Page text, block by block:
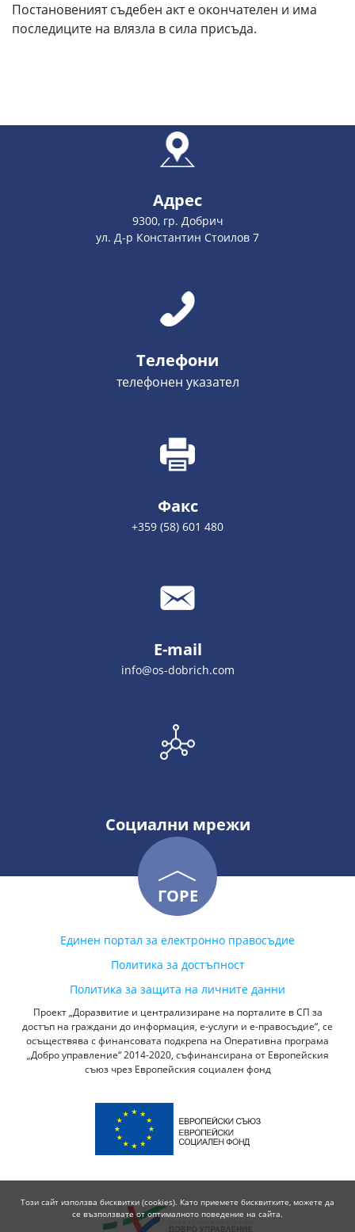
Постановеният съдебен акт е окончателен и има
последиците на влязла в сила присъда.
Адрес
9300, гр. Добрич
ул. Д-р Константин Стоилов 7
Телефони
телефонен указател
Факс
+359 (58) 601 480
E-mail
info@os-dobrich.com
Социални мрежи
ГОРЕ
Единен портал за електронно правосъдие
Политика за достъпност
Политика за защита на личните данни
Проект „Доразвитие и централизиране на порталите в СП за
достъп на граждани до информация, е-услуги и е-правосъдие“, се
осъществява с финансовата подкрепа на Оперативна програма
„Добро управление“ 2014-2020, съфинансирана от Европейския
съюз чрез Европейския социален фонд
Този сайт използва бисквитки (cookies). Като приемете бисквитките, можете да
се възползвате от оптималното поведение на сайта.